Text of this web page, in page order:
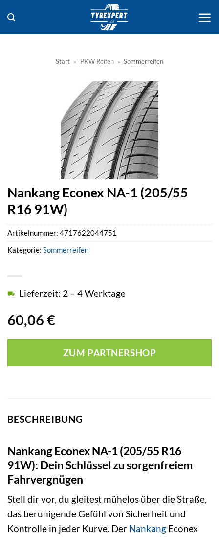
Inhalt
springen
Start » PKW Reifen » Sommerreifen
Nankang Econex NA-1 (205/55
R16 91W)
60,06 €
Lieferzeit: 2 – 4 Werktage
ZUM PARTNERSHOP
Artikelnummer: 4717622044751
Kategorie: Sommerreifen
BESCHREIBUNG
Nankang Econex NA-1 (205/55 R16
91W): Dein Schlüssel zu sorgenfreiem
Fahrvergnügen
Stell dir vor, du gleitest mühelos über die Straße,
das beruhigende Gefühl von Sicherheit und
Kontrolle in jeder Kurve. Der Nankang Econex